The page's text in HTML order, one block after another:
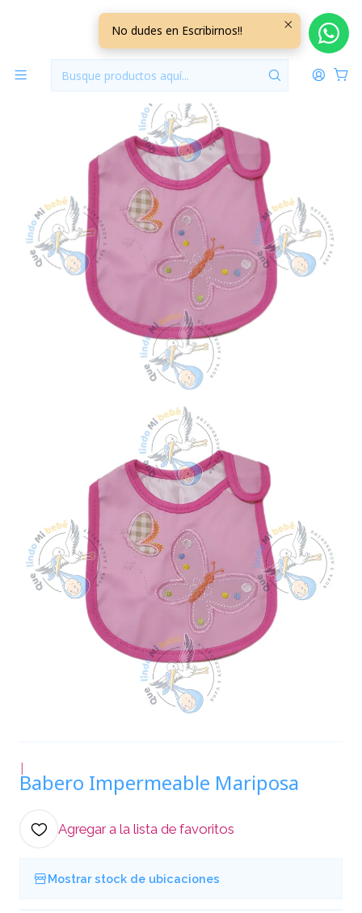
Baberos Baberos Impermeables
Babero Impermeable Mariposa
|
Babero Impermeable Mariposa
Agregar a la lista de favoritos
Mostrar stock de ubicaciones
No dudes en Escribirnos!!